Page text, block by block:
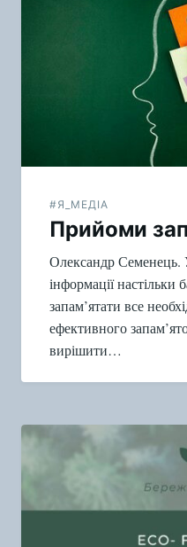
#Я_МЕДІА
Прийоми
Олександр Семенець.
інформації настільки
запам’ятати все
ефективного
вирішити…